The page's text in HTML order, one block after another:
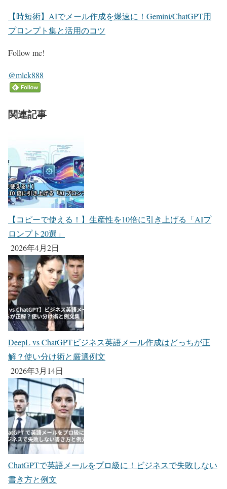
【時短術】AIでメール作成を爆速に！Gemini/ChatGPT用
プロンプト集と活用のコツ
Follow me!
@mlck888
関連記事
【コピーで使える！】生産性を10倍に引き上げる「AIプ
ロンプト20選」
2026年4月2日
DeepL vs ChatGPTビジネス英語メール作成はどっちが正
解？使い分け術と厳選例文
2026年3月14日
ChatGPTで英語メールをプロ級に！ビジネスで失敗しない
書き方と例文